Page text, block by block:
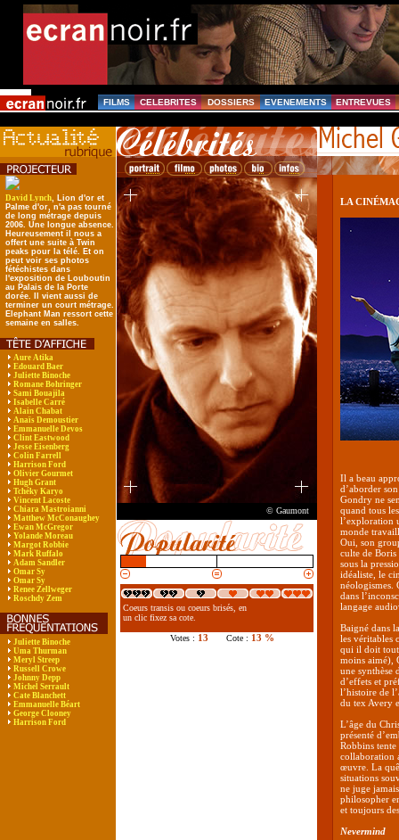
FILMS CELEBRITES DOSSIERS EVENEMENTS ENTREVUES
David Lynch, Lion d'or et
Palme d'or, n'a pas tourné
de long métrage depuis
2006. Une longue absence.
Heureusement il nous a
offert une suite à Twin
peaks pour la télé. Et on
peut voir ses photos
fétéchistes dans
l'exposition de Louboutin
au Palais de la Porte
dorée. Il vient aussi de
terminer un court métrage.
Elephant Man ressort cette
semaine en salles.
Aure Atika
Edouard Baer
Juliette Binoche
Romane Bohringer
Sami Bouajila
Isabelle Carré
Alain Chabat
Anaïs Demoustier
Emmanuelle Devos
Clint Eastwood
Jesse Eisenberg
Colin Farrell
Harrison Ford
Olivier Gourmet
Hugh Grant
Tchéky Karyo
Vincent Lacoste
Chiara Mastroianni
Matthew McConaughey
Ewan McGregor
Yolande Moreau
Margot Robbie
Mark Ruffalo
Adam Sandler
Omar Sy
Omar Sy
Renee Zellweger
Roschdy Zem
Juliette Binoche
Uma Thurman
Meryl Streep
Russell Crowe
Johnny Depp
Michel Serrault
Cate Blanchett
Emmanuelle Béart
George Clooney
Harrison Ford
© Gaumont
Coeurs transis ou coeurs brisés, en
un clic fixez sa cote.
Votes : 13 Cote : 13 %
LA
Il a beau
d’aborder
Gondry ne
quand tous
l’exploration
monde
Oui, son
culte de
sous la
idéaliste, le
néologismes.
dans
langage
Baigné dans
les véritables
qui il doit
moins aimé),
une synthèse
d’effets et
l’histoire de
du tex Avery
L’âge du
présenté
Robbins
collaboration
œuvre. La
situations
ne juge
philosopher
et toujours
Nevermind